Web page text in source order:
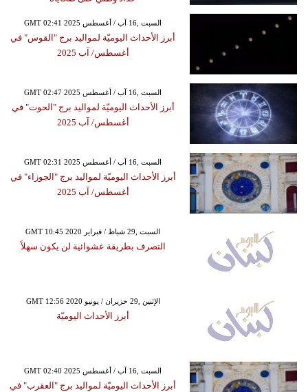
GMT 02:41 2025 السبت ,16 آب / أغسطس
أبرز الأحداث اليوميّة لمواليد برج "القوس" في
أغسطس/ آب 2025
GMT 02:47 2025 السبت ,16 آب / أغسطس
أبرز الأحداث اليوميّة لمواليد برج "الحوت" في
أغسطس/ آب 2025
GMT 02:31 2025 السبت ,16 آب / أغسطس
أبرز الأحداث اليوميّة لمواليد برج "الجوزاء" في
أغسطس/ آب 2025
GMT 10:45 2020 السبت ,29 شباط / فبراير
التصرف بطريقة عشوائية لن يكون سهلاً
GMT 12:56 2020 الإثنين ,29 حزيران / يونيو
أبرز الأحداث اليوميّة
GMT 02:40 2025 السبت ,16 آب / أغسطس
أبرز الأحداث اليوميّة لمواليد برج "العقرب" في